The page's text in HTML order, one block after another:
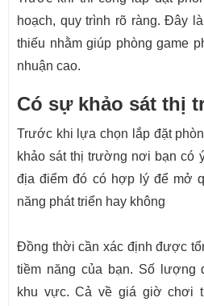
hoạch, quy trình rõ ràng. Đây
thiếu nhằm giúp phòng game
nhuận cao.
Có sự khảo sát thị
Trước khi lựa chọn lắp đặt
khảo sát thị trường nơi bạn có
địa điểm đó có hợp lý để mở
năng phát triển hay không
Đồng thời cần xác định được
tiềm năng của bạn. Số lượng
khu vực. Cả về giá giờ chơi